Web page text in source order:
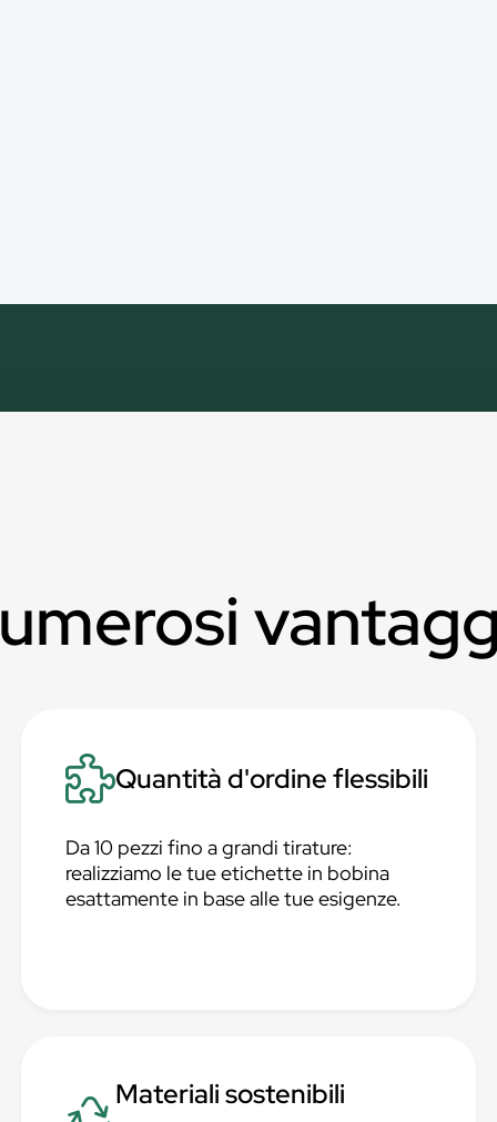
Quantità d'ordine flessibili
Da 10 pezzi fino a grandi tirature:
realizziamo le tue etichette in bobina
esattamente in base alle tue esigenze.
Materiali sostenibili